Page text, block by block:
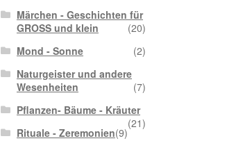
Märchen - Geschichten für
GROSS und klein
(20)
Mond - Sonne
(2)
Naturgeister und andere
Wesenheiten
(7)
Pflanzen- Bäume - Kräuter
(21)
Rituale - Zeremonien(9)